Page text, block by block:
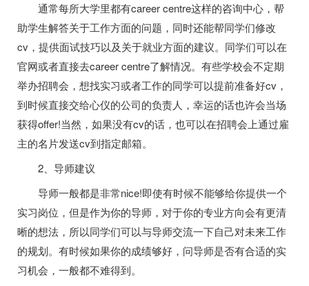
通常每所大学里都有career centre这样的咨询中心，帮
助学生解答关于工作方面的问题，同时还能帮同学们修改
cv，提供面试技巧以及关于就业方面的建议。同学们可以在
官网或者直接去career centre了解情况。有些学校会不定期
举办招聘会，想找实习或者工作的同学可以提前准备好cv，
到时候直接交给心仪的公司的负责人，幸运的话也许会当场
获得offer!当然，如果没有cv的话，也可以在招聘会上通过雇
主的名片发送cv到指定邮箱。
2、导师建议
导师一般都是非常nice!即使有时候不能够给你提供一个
实习岗位，但是作为你的导师，对于你的专业方向会有更清
晰的想法，所以同学们可以与导师交流一下自己对未来工作
的规划。有时候如果你的成绩够好，问导师是否有合适的实
习机会，一般都不难得到。